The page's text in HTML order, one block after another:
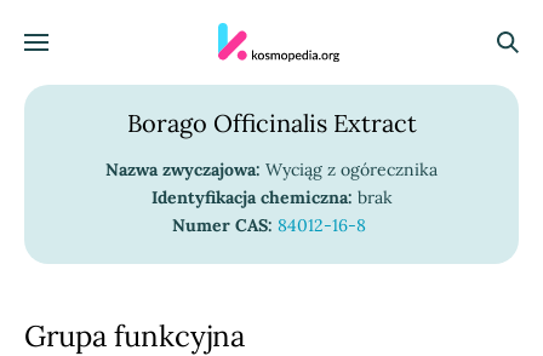
Menu
Borago Officinalis Extract
Nazwa zwyczajowa: Wyciąg z ogórecznika
Identyfikacja chemiczna: brak
Numer CAS: 84012-16-8
Grupa funkcyjna